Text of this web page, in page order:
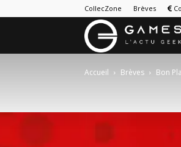
CollecZone Brèves
Accueil Brèves Bon